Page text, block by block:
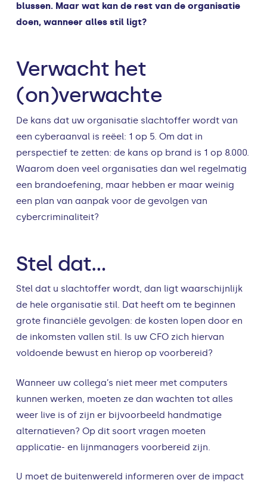
blussen. Maar wat kan de rest van de organisatie
doen, wanneer alles stil ligt?
Verwacht het
(on)verwachte
De kans dat uw organisatie slachtoffer wordt van
een cyberaanval is reëel: 1 op 5. Om dat in
perspectief te zetten: de kans op brand is 1 op 8.000.
Waarom doen veel organisaties dan wel regelmatig
een brandoefening, maar hebben er maar weinig
een plan van aanpak voor de gevolgen van
cybercriminaliteit?
Stel dat…
Stel dat u slachtoffer wordt, dan ligt waarschijnlijk
de hele organisatie stil. Dat heeft om te beginnen
grote financiële gevolgen: de kosten lopen door en
de inkomsten vallen stil. Is uw CFO zich hiervan
voldoende bewust en hierop op voorbereid?
Wanneer uw collega’s niet meer met computers
kunnen werken, moeten ze dan wachten tot alles
weer live is of zijn er bijvoorbeeld handmatige
alternatieven? Op dit soort vragen moeten
applicatie- en lijnmanagers voorbereid zijn.
U moet de buitenwereld informeren over de impact